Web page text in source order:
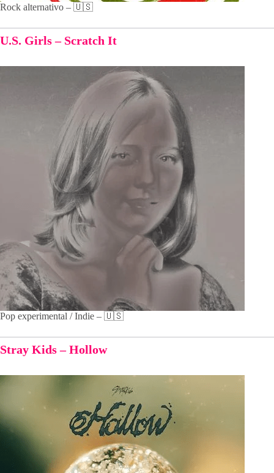
Rock alternativo – 🇺🇸
U.S. Girls – Scratch It
Pop experimental / Indie – 🇺🇸
Stray Kids – Hollow